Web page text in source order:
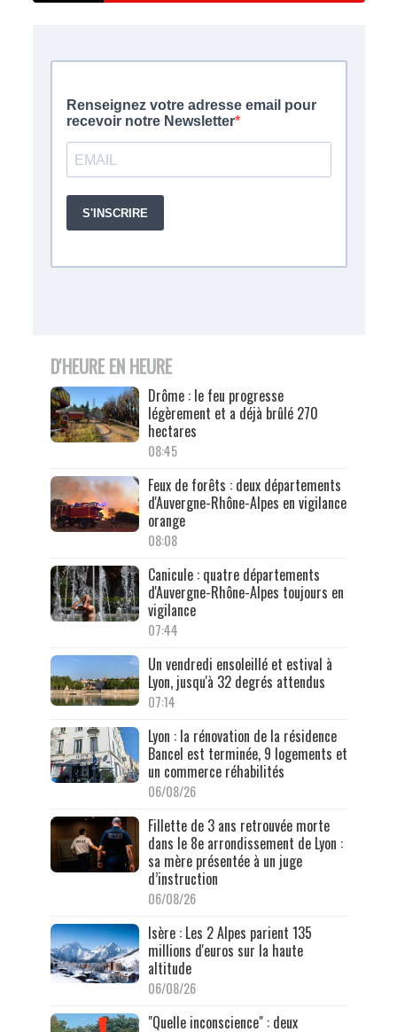
D'HEURE EN HEURE
Drôme : le feu progresse
légèrement et a déjà brûlé 270
hectares
08:45
Feux de forêts : deux départements
d'Auvergne-Rhône-Alpes en vigilance
orange
08:08
Canicule : quatre départements
d'Auvergne-Rhône-Alpes toujours en
vigilance
07:44
Un vendredi ensoleillé et estival à
Lyon, jusqu'à 32 degrés attendus
07:14
Lyon : la rénovation de la résidence
Bancel est terminée, 9 logements et
un commerce réhabilités
06/08/26
Fillette de 3 ans retrouvée morte
dans le 8e arrondissement de Lyon :
sa mère présentée à un juge
d’instruction
06/08/26
Isère : Les 2 Alpes parient 135
millions d'euros sur la haute
altitude
06/08/26
"Quelle inconscience" : deux